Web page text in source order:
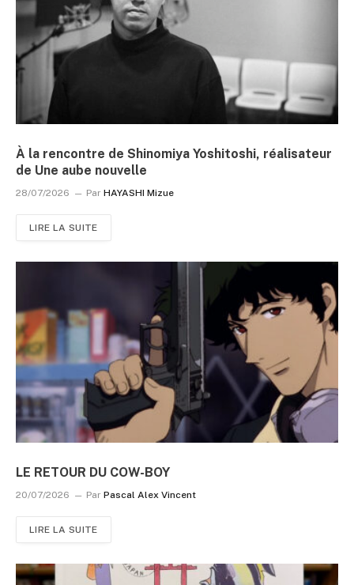
À la rencontre de Shinomiya Yoshitoshi, réalisateur
de Une aube nouvelle
28/07/2026 Par HAYASHI Mizue
LIRE LA SUITE
LE RETOUR DU COW-BOY
20/07/2026 Par Pascal Alex Vincent
LIRE LA SUITE